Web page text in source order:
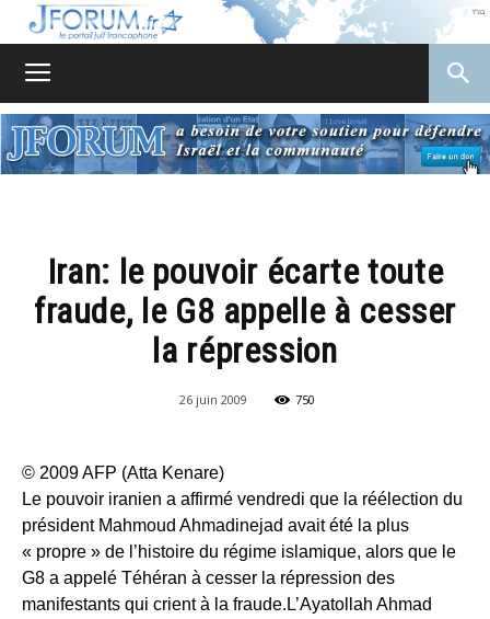
Iran: le pouvoir écarte toute
fraude, le G8 appelle à cesser
la répression
26 juin 2009 750
© 2009 AFP (Atta Kenare)
Le pouvoir iranien a affirmé vendredi que la réélection du
président Mahmoud Ahmadinejad avait été la plus
« propre » de l’histoire du régime islamique, alors que le
G8 a appelé Téhéran à cesser la répression des
manifestants qui crient à la fraude.L’Ayatollah Ahmad